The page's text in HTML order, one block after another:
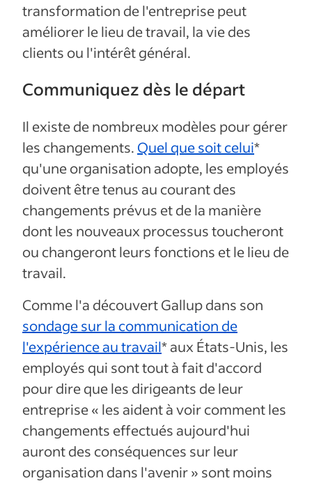
transformation de l'entreprise peut
améliorer le lieu de travail, la vie des
clients ou l'intérêt général.
Communiquez dès le départ
Il existe de nombreux modèles pour gérer
les changements. Quel que soit celui*
qu'une organisation adopte, les employés
doivent être tenus au courant des
changements prévus et de la manière
dont les nouveaux processus toucheront
ou changeront leurs fonctions et le lieu de
travail.
Comme l'a découvert Gallup dans son
sondage sur la communication de
l'expérience au travail* aux États-Unis, les
employés qui sont tout à fait d'accord
pour dire que les dirigeants de leur
entreprise « les aident à voir comment les
changements effectués aujourd'hui
auront des conséquences sur leur
organisation dans l'avenir » sont moins